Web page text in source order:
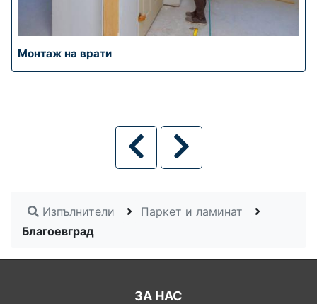
Монтаж на врати
Изпълнители
Паркет и ламинат
Благоевград
ЗА НАС